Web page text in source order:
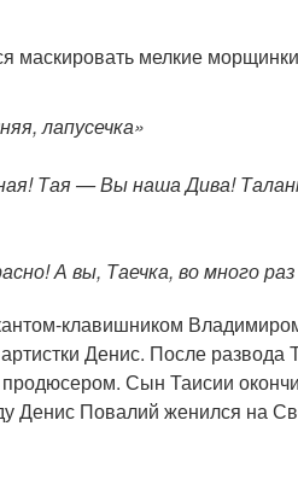
маскировать мелкие
лапусечка»
Тая — Вы наша Дива!
А вы, Таечка, во много
клавишником
Денис. После
Сын Таисии
Денис Повалий женился на